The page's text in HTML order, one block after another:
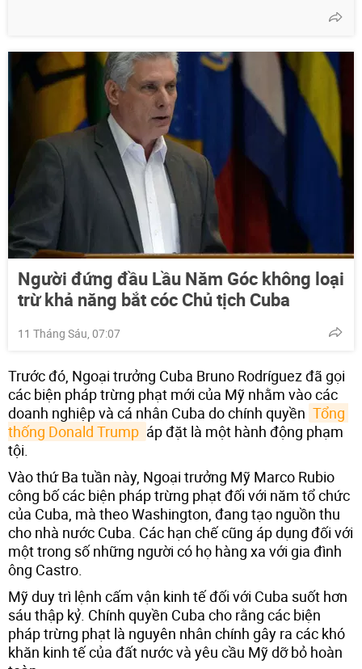
Người đứng đầu Lầu Năm Góc không loại
trừ khả năng bắt cóc Chủ tịch Cuba
11 Tháng Sáu, 07:07
Trước đó, Ngoại trưởng Cuba Bruno Rodríguez đã gọi
các biện pháp trừng phạt mới của Mỹ nhằm vào các
doanh nghiệp và cá nhân Cuba do chính quyền Tổng
thống Donald Trump áp đặt là một hành động phạm
tội.
Vào thứ Ba tuần này, Ngoại trưởng Mỹ Marco Rubio
công bố các biện pháp trừng phạt đối với năm tổ chức
của Cuba, mà theo Washington, đang tạo nguồn thu
cho nhà nước Cuba. Các hạn chế cũng áp dụng đối với
một trong số những người có họ hàng xa với gia đình
ông Castro.
Mỹ duy trì lệnh cấm vận kinh tế đối với Cuba suốt hơn
sáu thập kỷ. Chính quyền Cuba cho rằng các biện
pháp trừng phạt là nguyên nhân chính gây ra các khó
khăn kinh tế của đất nước và yêu cầu Mỹ dỡ bỏ hoàn